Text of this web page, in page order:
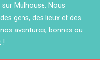
Mulhouse. Nous
gens, des lieux et des
aventures, bonnes ou
!